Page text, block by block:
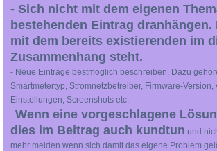
- Sich nicht mit dem eigenen
bestehenden Eintrag dranhängen.
mit dem bereits existierenden im
Zusammenhang steht.
- Neue Einträge bestmöglich beschreiben. Dazu
Smartmetertyp, Stromnetzbetreiber, Firmware-Version,
Einstellungen, Screenshots etc.
- Wenn eine vorgeschlagene
dies im Beitrag auch kundtun und
mehr melden wenn sich damit das eigene Problem